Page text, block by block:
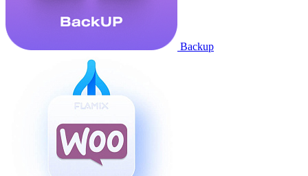
Backup